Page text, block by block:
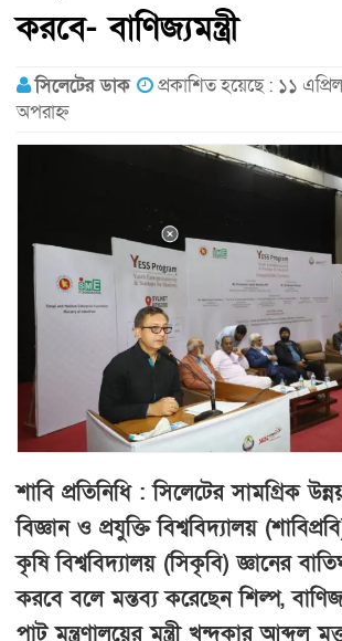
করবে- বাণিজ্যমন্ত্রী
সিলেটের ডাক
প্রকাশিত হয়েছে : ১১
অপরাহ্ন
শাবি প্রতিনিধি : সিলেটের সামগ্রিক
বিজ্ঞান ও প্রযুক্তি বিশ্ববিদ্যালয়
কৃষি বিশ্ববিদ্যালয় (সিকৃবি) জ্ঞানের
করবে বলে মন্তব্য করেছেন শিল্প,
পাট মন্ত্রণালয়ের মন্ত্রী খন্দকার আব্দুল